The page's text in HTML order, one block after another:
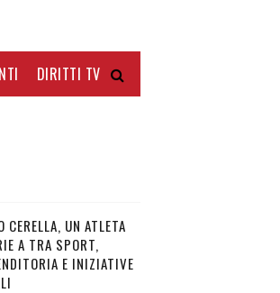
DIRITTI TV
CERELLA, UN ATLETA
A TRA SPORT,
E INIZIATIVE